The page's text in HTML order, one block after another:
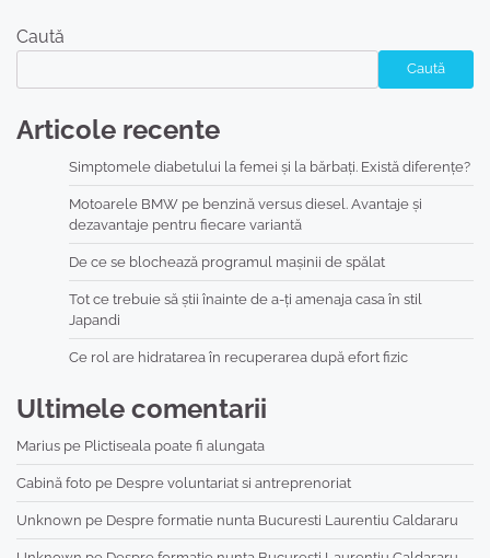
Caută
Caută
Articole recente
Simptomele diabetului la femei și la bărbați. Există diferențe?
Motoarele BMW pe benzină versus diesel. Avantaje și
dezavantaje pentru fiecare variantă
De ce se blochează programul mașinii de spălat
Tot ce trebuie să știi înainte de a-ți amenaja casa în stil
Japandi
Ce rol are hidratarea în recuperarea după efort fizic
Ultimele comentarii
Marius pe Plictiseala poate fi alungata
Cabină foto pe Despre voluntariat si antreprenoriat
Unknown pe Despre formatie nunta Bucuresti Laurentiu Caldararu